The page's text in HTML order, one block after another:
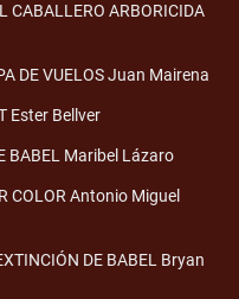
CABALLERO ARBORICIDA
DE VUELOS Juan Mairena
Ester Bellver
BABEL Maribel Lázaro
COLOR Antonio Miguel
DE BABEL Bryan